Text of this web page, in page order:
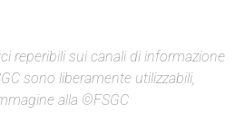
reperibili sui canali di informazione
sono liberamente utilizzabili,
alla ©FSGC